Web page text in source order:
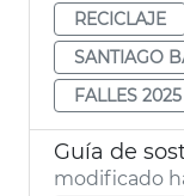
RECICLAJE
SANTIAGO
FALLES 2025
modificado